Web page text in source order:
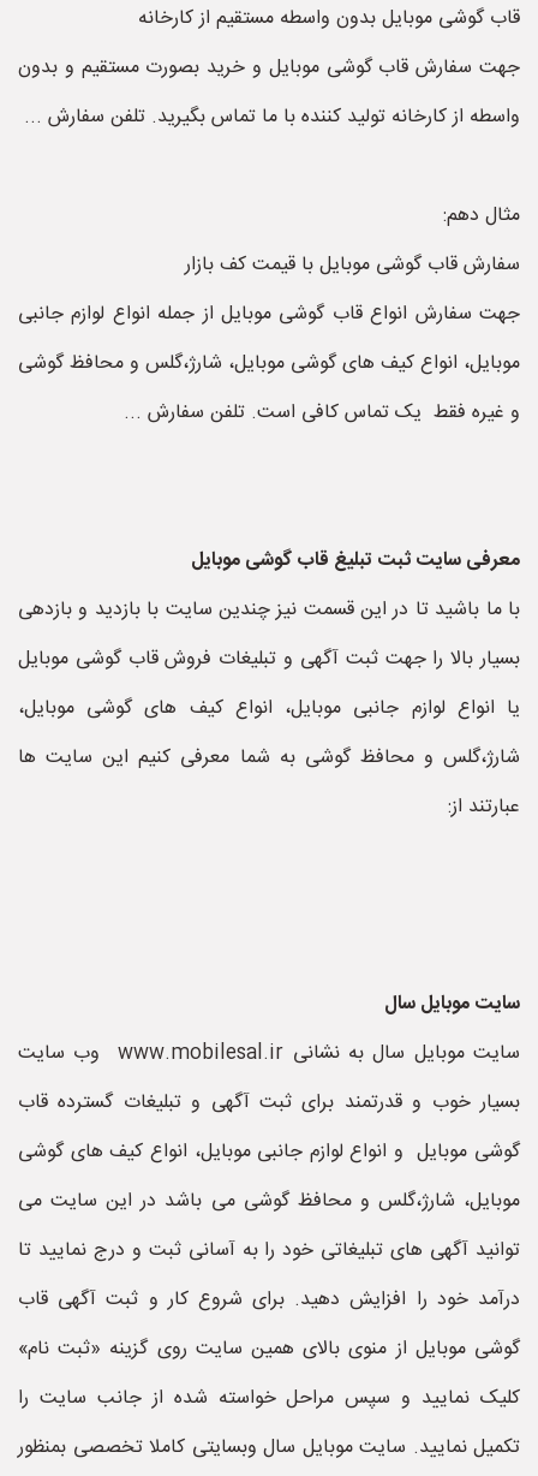
قاب گوشی موبایل بدون واسطه مستقیم از کارخانه
جهت سفارش قاب گوشی موبایل و خرید بصورت مستقیم و بدون
واسطه از کارخانه تولید کننده با ما تماس بگیرید. تلفن سفارش ...
مثال دهم:
سفارش قاب گوشی موبایل با قیمت کف بازار
جهت سفارش انواع قاب گوشی موبایل از جمله انواع لوازم جانبی
موبایل، انواع کیف های گوشی موبایل، شارژ،گلس و محافظ گوشی
و غیره فقط یک تماس کافی است. تلفن سفارش ...
معرفی سایت ثبت تبلیغ قاب گوشی موبایل
با ما باشید تا در این قسمت نیز چندین سایت با بازدید و بازدهی
بسیار بالا را جهت ثبت آگهی و تبلیغات فروش قاب گوشی موبایل
یا انواع لوازم جانبی موبایل، انواع کیف های گوشی موبایل،
شارژ،گلس و محافظ گوشی به شما معرفی کنیم این سایت ها
عبارتند از:
سایت موبایل سال
سایت موبایل سال به نشانی www.mobilesal.ir وب سایت
بسیار خوب و قدرتمند برای ثبت آگهی و تبلیغات گسترده قاب
گوشی موبایل و انواع لوازم جانبی موبایل، انواع کیف های گوشی
موبایل، شارژ،گلس و محافظ گوشی می باشد در این سایت می
توانید آگهی های تبلیغاتی خود را به آسانی ثبت و درج نمایید تا
درآمد خود را افزایش دهید. برای شروع کار و ثبت آگهی قاب
گوشی موبایل از منوی بالای همین سایت روی گزینه «ثبت نام»
کلیک نمایید و سپس مراحل خواسته شده از جانب سایت را
تکمیل نمایید. سایت موبایل سال وبسایتی کاملا تخصصی بمنظور